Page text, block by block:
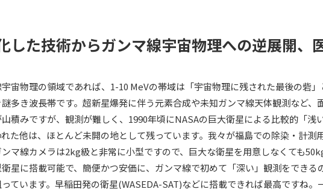
した技術からガンマ線宇宙物理への逆展開、
宙物理の領域であれば、1-10 MeVの帯域は「宇宙物理に残された最後の砦」
多き波長帯です。超新星爆発に伴う元素合成や未知ガンマ線天体観測など、
積みですが、観測が難しく、1990年頃にNASAの巨大衛星による比較的「浅
た他は、ほとんど未開の地として残っています。我々が福島での除染・計測
マ線カメラは2kg級と非常に小型ですので、巨大な衛星を用意しなくても
星に搭載可能で、簡便かつ安価に、ガンマ線で初めて「深い」観測をできる
ています。早稲田発の衛星(WASEDA-SAT)などに搭載できれば最高ですね。